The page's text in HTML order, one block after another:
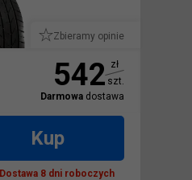
542 zł
szt.
Darmowa dostawa
Zbieramy opinie
Kup
Dostawa 8 dni roboczych